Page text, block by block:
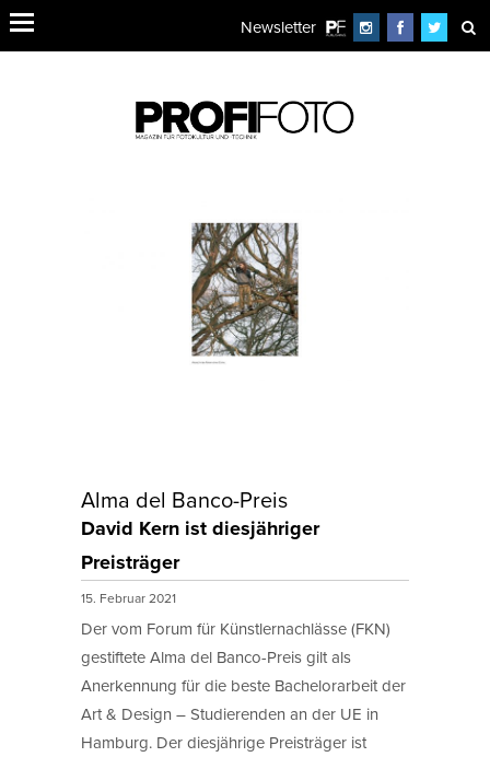
Newsletter
Alma del Banco-Preis
David Kern ist diesjähriger
Preisträger
15. Februar 2021
Der vom Forum für Künstlernachlässe (FKN)
gestiftete Alma del Banco-Preis gilt als
Anerkennung für die beste Bachelorarbeit der
Art & Design – Studierenden an der UE in
Hamburg. Der diesjährige Preisträger ist